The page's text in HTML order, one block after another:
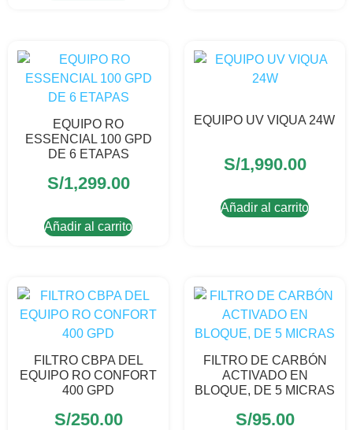
EQUIPO RO
ESSENCIAL 100 GPD
DE 6 ETAPAS
S/1,299.00
Añadir al carrito
EQUIPO UV VIQUA 24W
S/1,990.00
Añadir al carrito
FILTRO CBPA DEL
EQUIPO RO CONFORT
400 GPD
S/250.00
FILTRO DE CARBÓN
ACTIVADO EN
BLOQUE, DE 5 MICRAS
S/95.00